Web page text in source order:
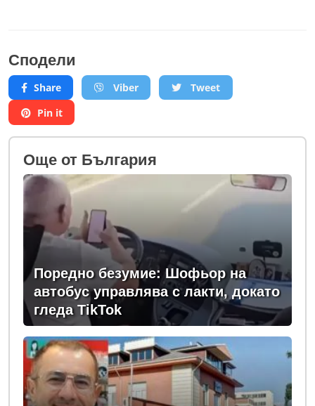
Сподели
Share Viber
Tweet
Pin it
Oще от България
Поредно безумие: Шофьор на
автобус управлява с лакти, докато
гледа TikTok